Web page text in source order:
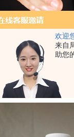
欢迎
来自
助您
置：首页> 产品展示